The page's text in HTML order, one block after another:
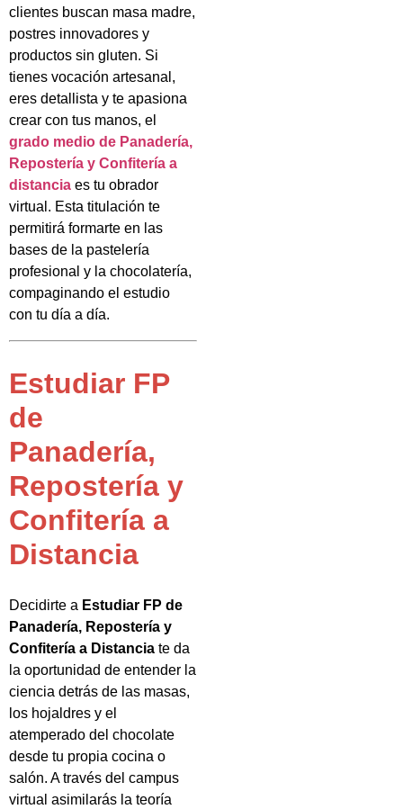
clientes buscan masa madre,
postres innovadores y
productos sin gluten. Si
tienes vocación artesanal,
eres detallista y te apasiona
crear con tus manos, el
grado medio de Panadería,
Repostería y Confitería a
distancia es tu obrador
virtual. Esta titulación te
permitirá formarte en las
bases de la pastelería
profesional y la chocolatería,
compaginando el estudio
con tu día a día.
Estudiar FP
de
Panadería,
Repostería y
Confitería a
Distancia
Decidirte a Estudiar FP de
Panadería, Repostería y
Confitería a Distancia te da
la oportunidad de entender la
ciencia detrás de las masas,
los hojaldres y el
atemperado del chocolate
desde tu propia cocina o
salón. A través del campus
virtual asimilarás la teoría